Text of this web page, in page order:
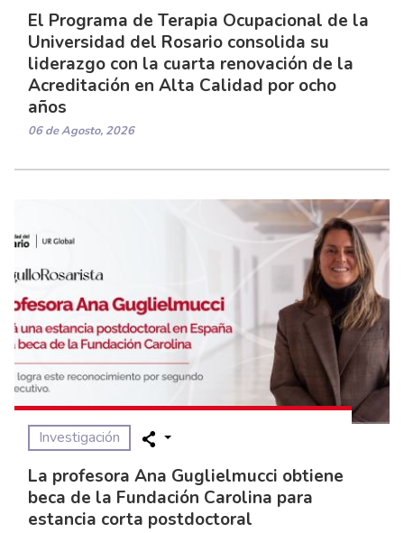
El Programa de Terapia Ocupacional de la
Universidad del Rosario consolida su
liderazgo con la cuarta renovación de la
Acreditación en Alta Calidad por ocho
años
06 de Agosto, 2026
Investigación
La profesora Ana Guglielmucci obtiene
beca de la Fundación Carolina para
estancia corta postdoctoral